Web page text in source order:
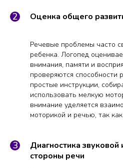
Оценка общего
Речевые проблемы часто
ребенка. Логопед
внимания, памяти и
проверяются способности
простые инструкции,
использовать мелкую
внимание уделяется
моторикой и речью, так
Диагностика
стороны речи